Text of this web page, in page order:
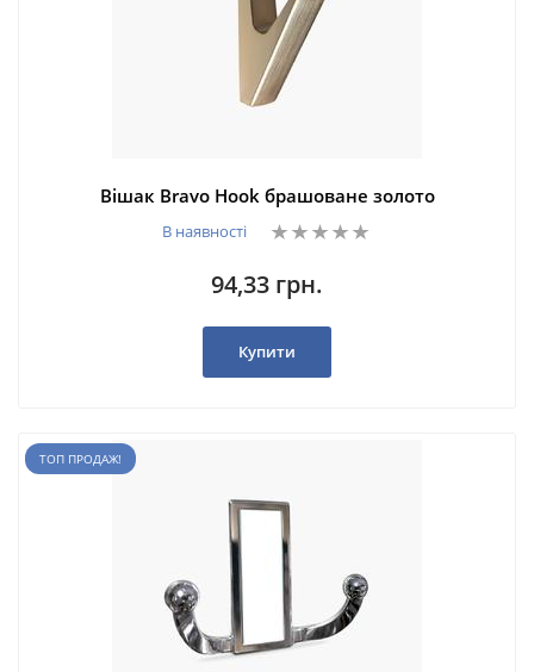
Вішак Bravo Hook брашоване золото
В наявності
94,33 грн.
Купити
ТОП ПРОДАЖ!